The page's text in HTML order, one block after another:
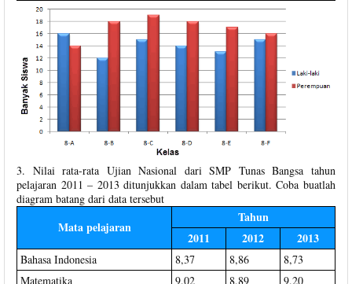
3. Nilai rata-rata Ujian Nasional dari SMP Tunas Bangsa tahun
pelajaran 2011 – 2013 ditunjukkan dalam tabel berikut. Coba buatlah
diagram batang dari data tersebut
Mata pelajaran
Tahun
2011
2012 2013
Bahasa Indonesia 8,37 8,86
8,73
Matematika
9,02 8,89
9,20